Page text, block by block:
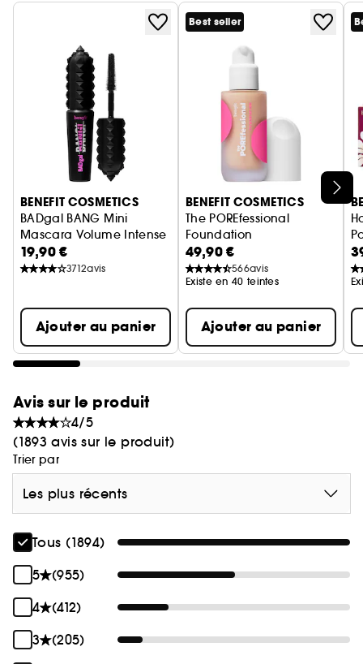
Ignorer le carrousel produits
BENEFIT COSMETICS
BADgal BANG Mini
Mascara Volume Intense Format Voyage
19,90 €
3712avis
Ajouter au panier
Best seller
BENEFIT COSMETICS
The POREfessional
Foundation
fond de teint lissant &
49,90 €
566avis
Existe en 40 teintes
Ajouter au panier
Avis sur le produit
4/5
(1893 avis sur le produit)
Trier par
Les plus récents
Tous (1894)
5
(955)
4
(412)
3
(205)